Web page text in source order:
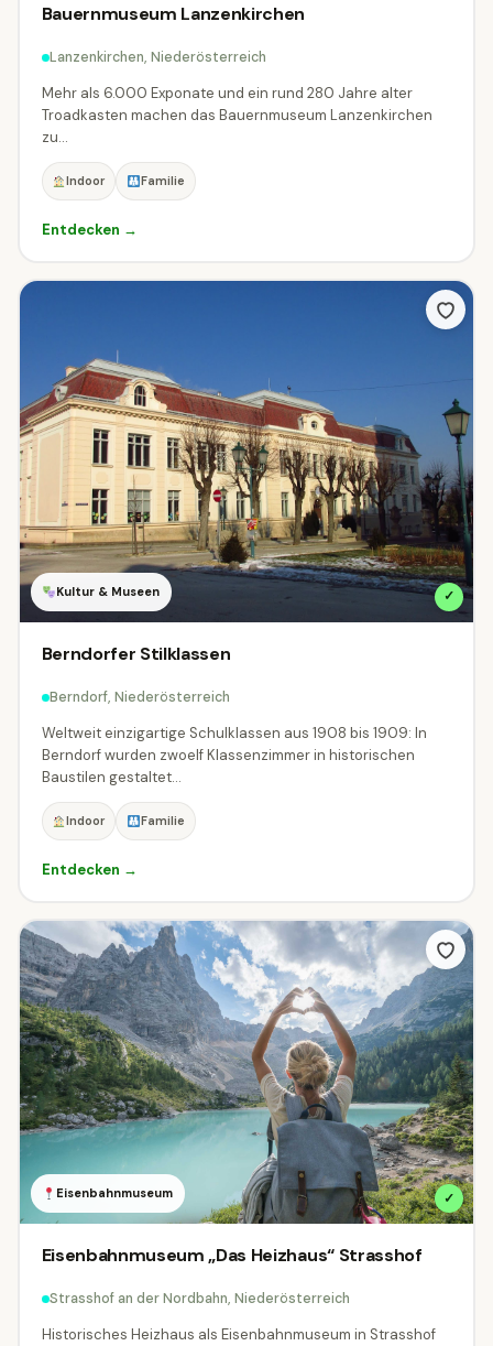
Alle Themen Abenteuer 49
Bahnen & Schifffahrt
Events & Festivals
🍽Kulinarik & Genuss 32 Kultur & Museen
Natur & Outdoor 94 Radfahren & MTB 1
Seen & Baden 197 🏛Städte & Architektur 13
Tierwelt & Naturparks 41 ⛰Wandern & Berge 11
♨Wellness & Thermen ⛷Winter & Schnee 8
Ausstattung
Was bringt das Ziel mit?
Familien
Kinderwagen
ÖFFI-Anbindung
Indoor oder Outdoor?
Beides ☀Outdoor Indoor
Wann hast du Zeit?
Filtere Ziele die zu deinem Wunschzeitpunkt geöffnet sind.
Heute geöffnet
Was darf der Eintritt kosten?
Bauernmuseum Lanzenkirchen
Lanzenkirchen, Niederösterreich
Mehr als 6.000 Exponate und ein rund 280 Jahre alter
Troadkasten machen das Bauernmuseum Lanzenkirchen
zu...
Indoor Familie
Entdecken →
Kultur & Museen ✓
Berndorfer Stilklassen
Berndorf, Niederösterreich
Weltweit einzigartige Schulklassen aus 1908 bis 1909: In
Berndorf wurden zwoelf Klassenzimmer in historischen
Baustilen gestaltet...
Indoor Familie
Entdecken →
Eisenbahnmuseum ✓
Eisenbahnmuseum „Das Heizhaus“ Strasshof
Strasshof an der Nordbahn, Niederösterreich
Historisches Heizhaus als Eisenbahnmuseum in Strasshof